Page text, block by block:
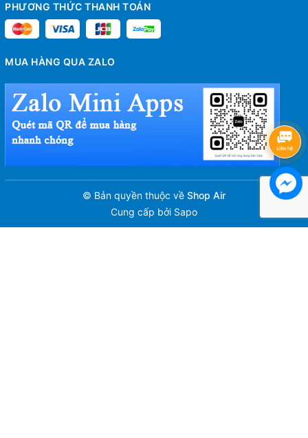
PHƯƠNG THỨC THANH TOÁN
MUA HÀNG QUA ZALO
© Bản quyền thuộc về Shop Air
Cung cấp bởi Sapo